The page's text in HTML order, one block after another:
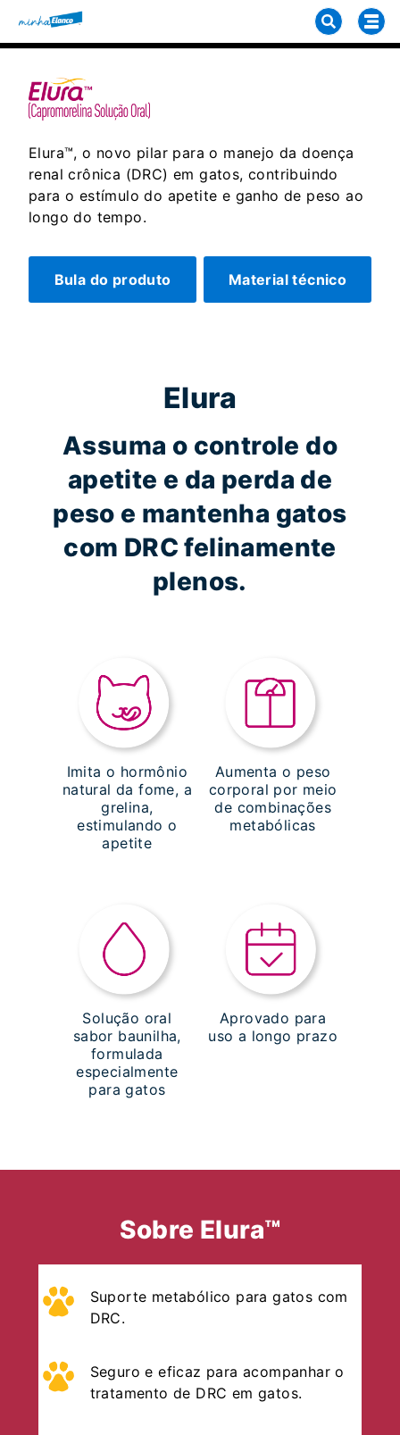
Elura™, o novo pilar para o manejo da doença
renal crônica (DRC) em gatos, contribuindo
para o estímulo do apetite e ganho de peso ao
longo do tempo.
Bula do produto Material técnico
Elura
Assuma o controle do
apetite e da perda de
peso e mantenha gatos
com DRC felinamente
plenos.
Imita o hormônio
natural da fome, a
grelina,
estimulando o
apetite
Aumenta o peso
corporal por meio
de combinações
metabólicas
Solução oral
sabor baunilha,
formulada
especialmente
para gatos
Aprovado para
uso a longo prazo
Sobre Elura™
Suporte metabólico para gatos com
DRC.
Seguro e eficaz para acompanhar o
tratamento de DRC em gatos.